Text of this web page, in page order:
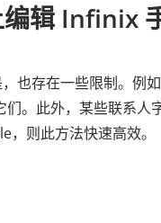
编辑 Infinix
也存在一些限制。例
。此外，某些联系人
则此方法快速高效。